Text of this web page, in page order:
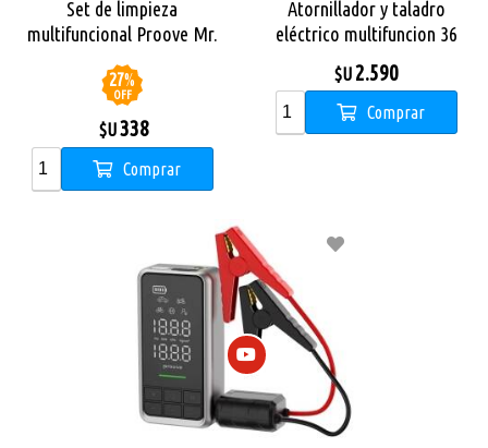
Set de limpieza
multifuncional Proove Mr.
Cleaner 8 en 1
27%
OFF
$U338
Comprar
Atornillador y taladro
eléctrico multifuncion 36
piezas Proove Driller 361
$U2.590
Comprar